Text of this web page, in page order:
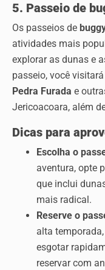
5. Passeio de
Os passeios de
atividades mais
explorar as dunas e
passeio, você
Pedra Furada e
Jericoacoara, além
Dicas para
Escolha o
aventura, opte
que inclui
mais radical.
Reserve o
alta
esgotar
reservar com